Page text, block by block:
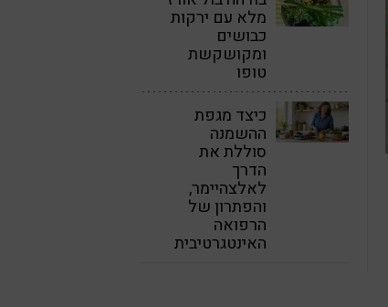
מלא עם ירקות
כבושים
ומקושקשת
טופו
כיצד מגפת
ההשמנה
סוללת את
הדרך
לאלצהיימר,
והפתרון של
הרפואה
האינטגרטיבית